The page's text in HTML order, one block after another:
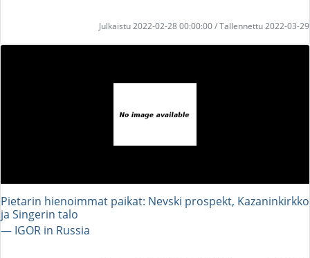
Julkaistu 2022-02-28 00:00:00 / Tallennettu 2022-03-29
Pietarin hienoimmat paikat: Nevski prospekt, Kazaninkirkko
ja Singerin talo
― IGOR in Russia